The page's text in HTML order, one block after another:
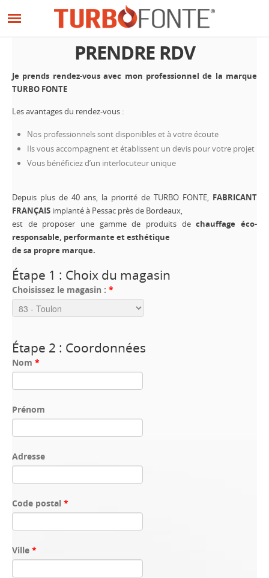
au
PRENDRE RDV
Je prends rendez-vous avec mon professionnel de la marque
TURBO FONTE
Les avantages du rendez-vous :
Nos professionnels sont disponibles et à votre écoute
Ils vous accompagnent et établissent un devis pour votre projet
Vous bénéficiez d’un interlocuteur unique
Depuis plus de 40 ans, la priorité de TURBO FONTE, FABRICANT
FRANÇAIS implanté à Pessac près de Bordeaux,
est de proposer une gamme de produits dechauffage éco-
responsable, performante et esthétique
de sa propre marque.
Étape 1 : Choix du magasin
Choisissez le magasin : *
Étape 2 : Coordonnées
Nom *
Prénom
Adresse
Code postal *
Ville *
Panneau de gestion des cookies